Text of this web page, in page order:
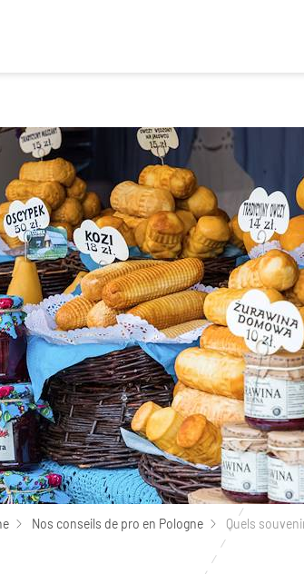
Nos conseils de pro en Pologne Quels